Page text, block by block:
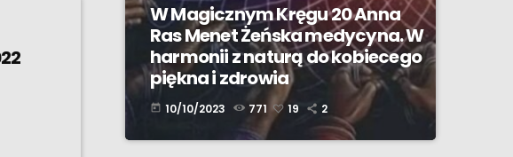
W Magicznym Kręgu 20 Anna
Ras Menet Żeńska medycyna. W
harmonii z naturą do kobiecego
piękna i zdrowia
today 10/10/2023 771 19 2